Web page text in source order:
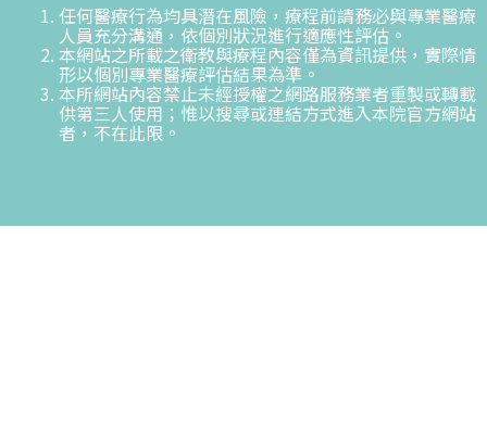
任何醫療行為均具潛在風險，療程前請務必與專業醫療
人員充分溝通，依個別狀況進行適應性評估。
本網站之所載之衛教與療程內容僅為資訊提供，實際情
形以個別專業醫療評估結果為準。
本所網站內容禁止未經授權之網路服務業者重製或轉載
供第三人使用；惟以搜尋或連結方式進入本院官方網站
者，不在此限。